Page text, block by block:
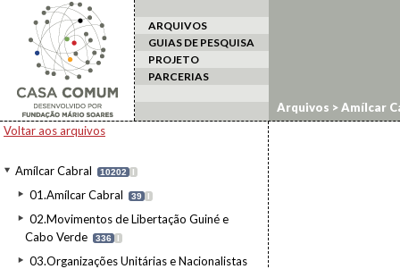
ARQUIVOS
GUIAS DE PESQUISA
PROJETO
PARCERIAS
Voltar aos arquivos
Amílcar Cabral 10202 I
01.Amílcar Cabral 39 I
02.Movimentos de Libertação Guiné e
Cabo Verde
336 I
03.Organizações Unitárias e Nacionalistas
Arquivos >Amílcar